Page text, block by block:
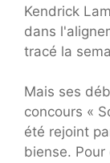
Kendrick
dans
tracé la
Mais ses
concours «
été rejoint
biense.